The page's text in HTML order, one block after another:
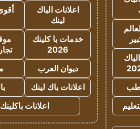
اعلانات الباك
لينك
خدمات با كلينك
2026
ديوان العرب
اعلانات باك لينك
اعلانات باكلينك